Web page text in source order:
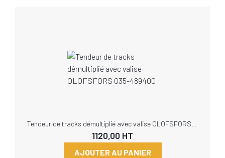
1120,00 HT
AJOUTER AU PANIER